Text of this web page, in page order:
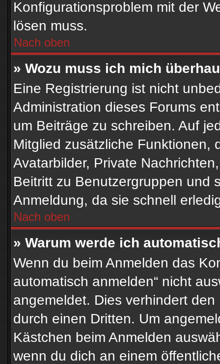
Konfigurationsproblem mit der
lösen muss.
Nach oben
» Wozu muss ich mich
Eine Registrierung ist nicht
Administration dieses Forums
um Beiträge zu schreiben. Auf
Mitglied zusätzliche Funktionen,
Avatarbilder, Private
Beitritt zu Benutzergruppen und
Anmeldung, da sie schnell
Nach oben
» Warum werde ich
Wenn du beim Anmelden das
automatisch anmelden“ nicht
angemeldet. Dies verhindert
durch einen Dritten. Um
Kästchen beim Anmelden
wenn du dich an einem